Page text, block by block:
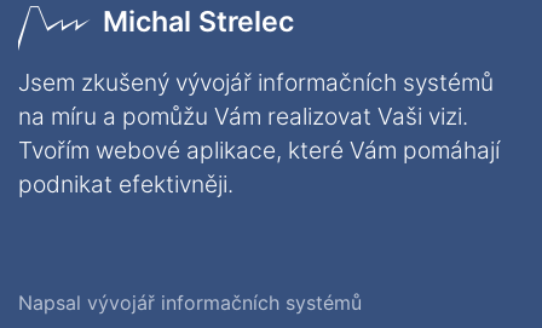
Michal Strelec
Jsem zkušený vývojář informačních systémů
na míru a pomůžu Vám realizovat Vaši vizi.
Tvořím webové aplikace, které Vám pomáhají
podnikat efektivněji.
Napsal vývojář informačních systémů